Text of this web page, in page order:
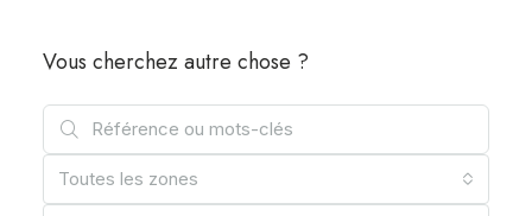
Vous cherchez autre chose ?
Toutes les zones